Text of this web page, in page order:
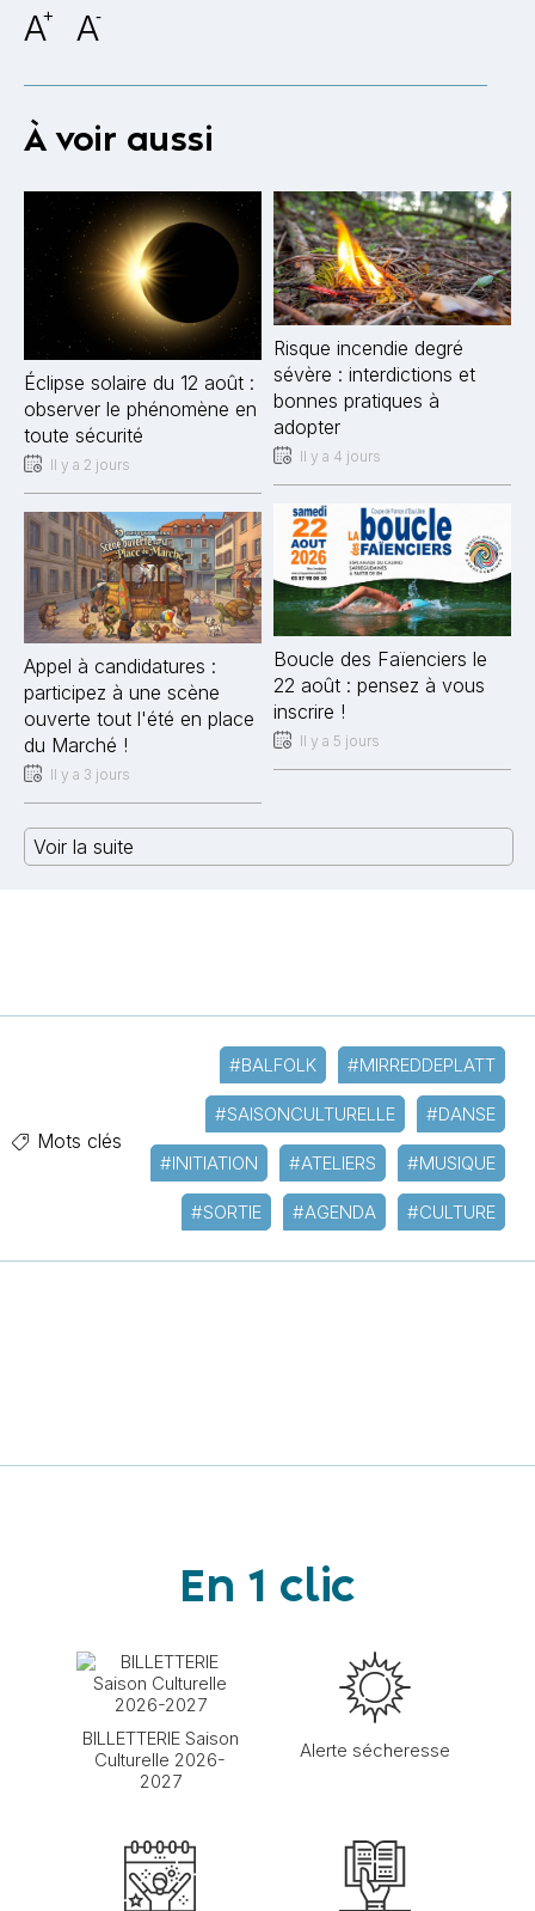
A+ A-
À voir aussi
Éclipse solaire du 12 août :
observer le phénomène en
toute sécurité
Il y a 2 jours
Appel à candidatures :
participez à une scène
ouverte tout l'été en place
du Marché !
Il y a 3 jours
Risque incendie degré
sévère : interdictions et
bonnes pratiques à
adopter
Il y a 4 jours
Boucle des Faïenciers le
22 août : pensez à vous
inscrire !
Il y a 5 jours
Voir la suite
Mots clés
#BALFOLK #MIRREDDEPLATT
#SAISONCULTURELLE #DANSE
#INITIATION #ATELIERS #MUSIQUE
#SORTIE #AGENDA #CULTURE
En 1 clic
BILLETTERIE Saison
Culturelle 2026-
2027
Alerte sécheresse